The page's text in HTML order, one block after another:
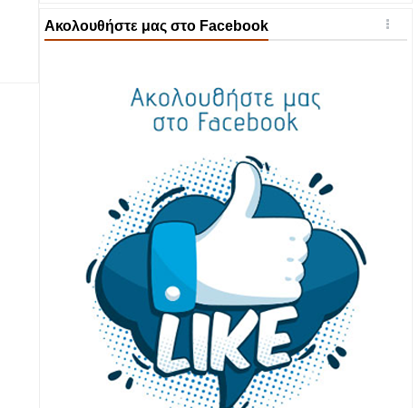
Ακολουθήστε μας στο Facebook